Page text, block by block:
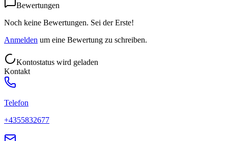
Bewertungen
Noch keine Bewertungen. Sei der Erste!
Anmelden um eine Bewertung zu schreiben.
Kontostatus wird geladen
Kontakt
Telefon
+4355832677